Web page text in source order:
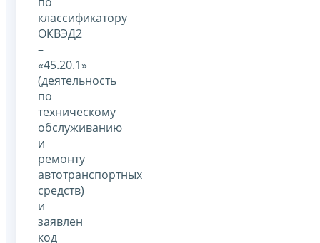
классификатору
ОКВЭД2
–
«45.20.1»
(деятельность
по
техническому
обслуживанию
и
ремонту
автотранспортных
средств)
и
заявлен
код